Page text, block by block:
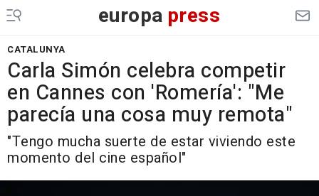
europa press
CATALUNYA
Carla Simón celebra competir
en Cannes con 'Romería': "Me
parecía una cosa muy remota"
"Tengo mucha suerte de estar viviendo este
momento del cine español"